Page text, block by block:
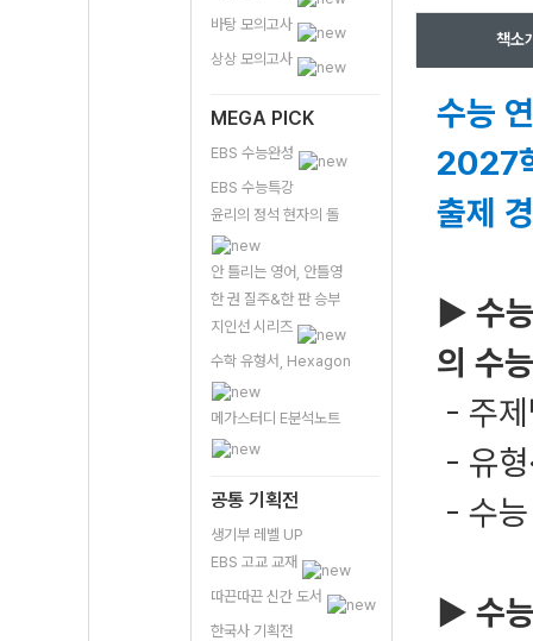
바탕 모의고사
상상 모의고사
MEGA PICK
EBS 수능완성
EBS 수능특강
윤리의 정석 현자의 돌
안 틀리는 영어, 안틀영
한 권 질주&한 판 승부
지인선 시리즈
수학 유형서, Hexagon
메가스터디 E분석노트
공통 기획전
생기부 레벨 UP
EBS 고교 교재
따끈따끈 신간 도서
한국사 기획전
책소
수능
2027
출제
▶ 수
의 수
- 주
- 유
- 수
▶ 수